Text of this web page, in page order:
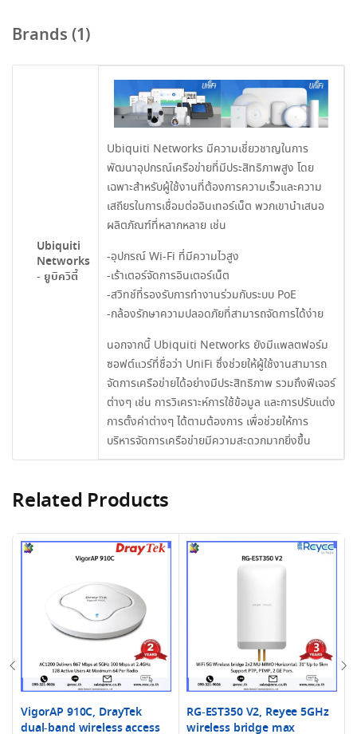
Brands (1)
Ubiquiti
Networks
- ยูบิควิตี้
Ubiquiti Networks มีความเชี่ยวชาญในการ
พัฒนาอุปกรณ์เครือข่ายที่มีประสิทธิภาพสูง โดย
เฉพาะสำหรับผู้ใช้งานที่ต้องการความเร็วและความ
เสถียรในการเชื่อมต่ออินเทอร์เน็ต พวกเขานำเสนอ
ผลิตภัณฑ์ที่หลากหลาย เช่น
-อุปกรณ์ Wi-Fi ที่มีความไวสูง
-เร้าเตอร์จัดการอินเตอร์เน็ต
-สวิทช์ที่รองรับการทำงานร่วมกับระบบ PoE
-กล้องรักษาความปลอดภัยที่สามารถจัดการได้ง่าย
นอกจากนี้ Ubiquiti Networks ยังมีแพลตฟอร์ม
ซอฟต์แวร์ที่ชื่อว่า UniFi ซึ่งช่วยให้ผู้ใช้งานสามารถ
จัดการเครือข่ายได้อย่างมีประสิทธิภาพ รวมถึงฟีเจอร์
ต่างๆ เช่น การวิเคราะห์การใช้ข้อมูล และการปรับแต่ง
การตั้งค่าต่างๆ ได้ตามต้องการ เพื่อช่วยให้การ
บริหารจัดการเครือข่ายมีความสะดวกมากยิ่งขึ้น
Related Products
VigorAP 910C, DrayTek
dual-band wireless access
RG-EST350 V2, Reyee 5GHz
wireless bridge max